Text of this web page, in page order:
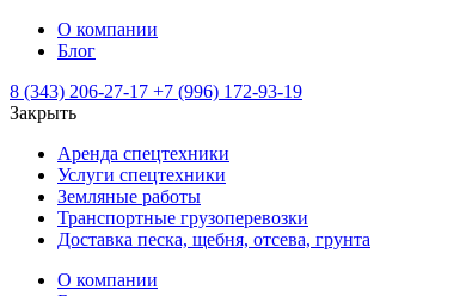
О компании
Блог
8 (343) 206-27-17 +7 (996) 172-93-19
Закрыть
Аренда спецтехники
Услуги спецтехники
Земляные работы
Транспортные грузоперевозки
Доставка песка, щебня, отсева, грунта
О компании